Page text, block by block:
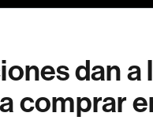
dan
comprar